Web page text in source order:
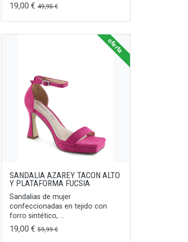
19,00 €49,95 €
SANDALIA AZAREY TACON ALTO
Y PLATAFORMA FUCSIA
Sandalias de mujer
confeccionadas en tejido con
forro sintético, ...
19,00 €59,99 €
oferta